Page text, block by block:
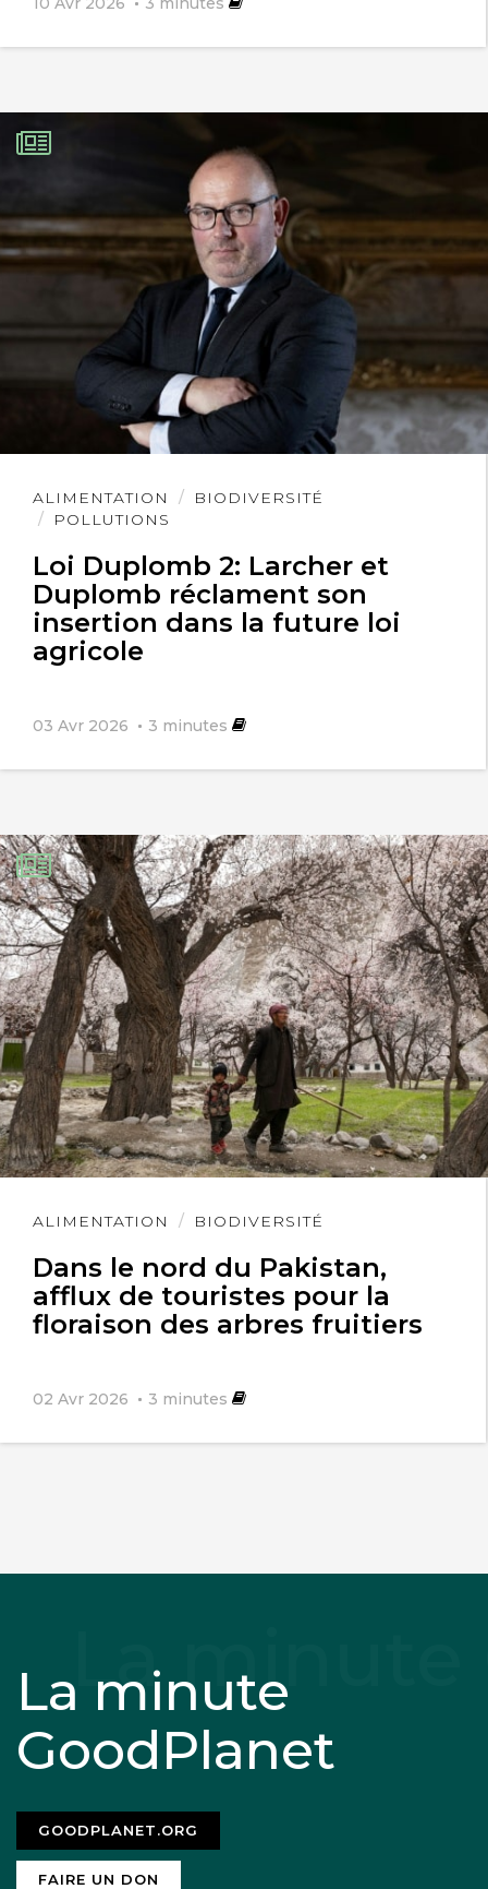
n’y a pas de logique.
ALIMENTATION
BIODIVERSITÉ
POLLUTIONS
Loi Duplomb 2: Larcher et
Duplomb réclament son
insertion dans la future loi
agricole
03 Avr 2026 3 minutes
Lire
l'article
ALIMENTATION BIODIVERSITÉ
Dans le nord du Pakistan,
afflux de touristes pour la
floraison des arbres fruitiers
02 Avr 2026 3 minutes
Lire
La minute
GoodPlanet
GOODPLANET.ORG
FAIRE UN DON